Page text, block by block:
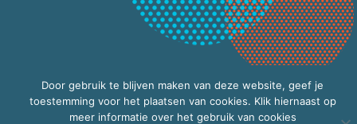
Door gebruik te blijven maken van deze website, geef je
toestemming voor het plaatsen van cookies. Klik hiernaast op
meer informatie over het gebruik van cookies